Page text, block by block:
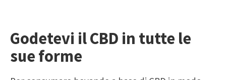
Godetevi il CBD in tutte le
sue forme